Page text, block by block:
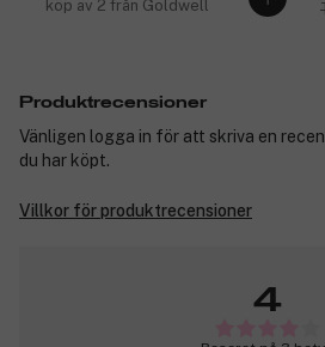
köp av 2 från Goldwell
Produktrecensioner
Vänligen logga in för att skriva en
du har köpt.
Villkor för produktrecensioner
4